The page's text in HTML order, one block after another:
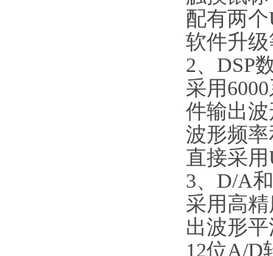
配有两
软件升
2、DSP
采用
件输出
波形频
直接采
3、D/A
采用高
出波形
12位A/D